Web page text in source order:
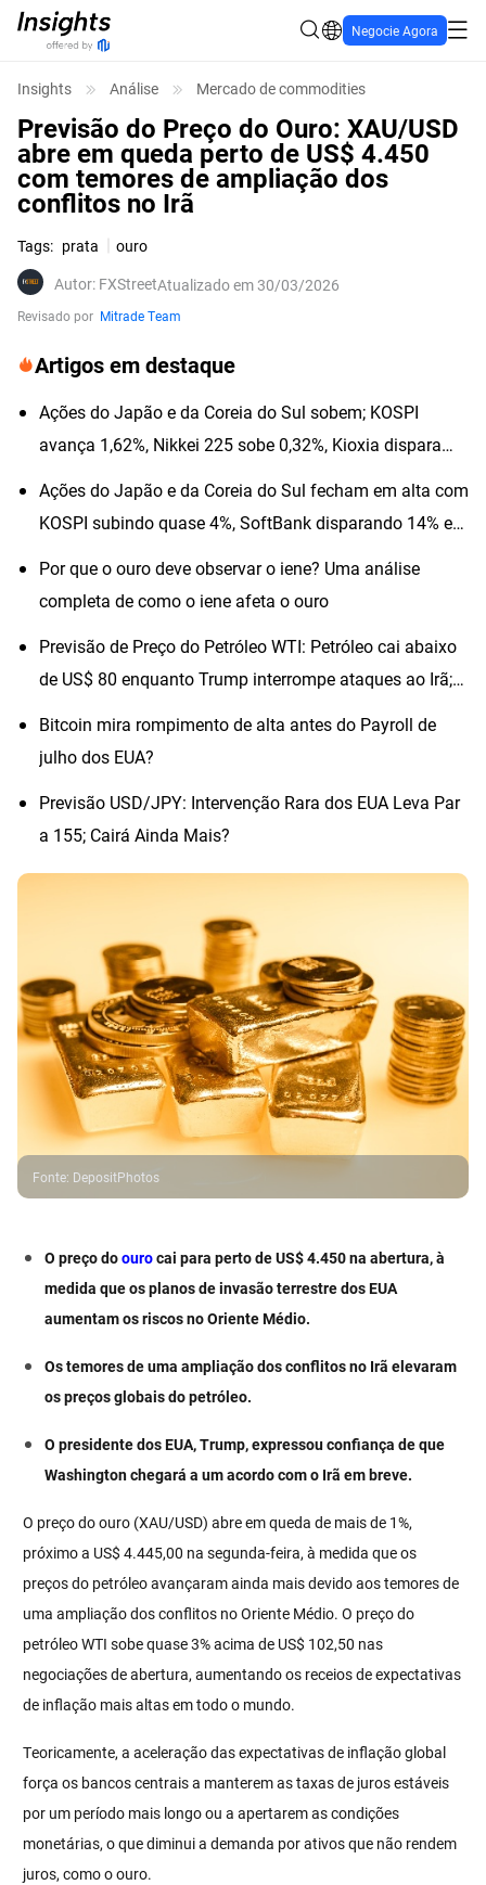
Negocie Agora
Insights Análise Mercado de commodities
Previsão do Preço do Ouro: XAU/USD
abre em queda perto de US$ 4.450
com temores de ampliação dos
conflitos no Irã
Tags: prata
ouro
Autor: FXStreetAtualizado em 30/03/2026
Revisado por Mitrade Team
Artigos em destaque
Ações do Japão e da Coreia do Sul sobem; KOSPI
avança 1,62%, Nikkei 225 sobe 0,32%, Kioxia dispara
Ações do Japão e da Coreia do Sul fecham em alta com
KOSPI subindo quase 4%, SoftBank disparando 14% e
Por que o ouro deve observar o iene? Uma análise
completa de como o iene afeta o ouro
Previsão de Preço do Petróleo WTI: Petróleo cai abaixo
de US$ 80 enquanto Trump interrompe ataques ao Irã;
Bitcoin mira rompimento de alta antes do Payroll de
julho dos EUA?
Previsão USD/JPY: Intervenção Rara dos EUA Leva Par
a 155; Cairá Ainda Mais?
Fonte: DepositPhotos
O preço doourocai para perto de US$ 4.450 na abertura, à
medida que os planos de invasão terrestre dos EUA
aumentam os riscos no Oriente Médio.
Os temores de uma ampliação dos conflitos no Irã elevaram
os preços globais do petróleo.
O presidente dos EUA, Trump, expressou confiança de que
Washington chegará a um acordo com o Irã em breve.
O preço do ouro (XAU/USD) abre em queda de mais de 1%,
próximo a US$ 4.445,00 na segunda-feira, à medida que os
preços do petróleo avançaram ainda mais devido aos temores de
uma ampliação dos conflitos no Oriente Médio. O preço do
petróleo WTI sobe quase 3% acima de US$ 102,50 nas
negociações de abertura, aumentando os receios de expectativas
de inflação mais altas em todo o mundo.
Teoricamente, a aceleração das expectativas de inflação global
força os bancos centrais a manterem as taxas de juros estáveis
por um período mais longo ou a apertarem as condições
monetárias, o que diminui a demanda por ativos que não rendem
juros, como o ouro.